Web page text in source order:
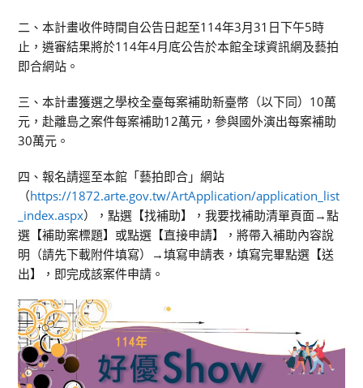
二、本計畫收件時間自公告日起至114年3月31日下午5時
止，遴審結果將於114年4月底公告於本館全球資訊網及藝拍
即合網站。
三、本計畫獲選之學校全臺每案補助新臺幣（以下同）10萬
元，赴離島之案件每案補助12萬元，參與國外演出每案補助
30萬元。
四、報名請逕至本館「藝拍即合」網站
（https://1872.arte.gov.tw/ArtApplication/application_list
_index.aspx），點選【找補助】，我要找補助清單頁面→點
選【補助案標題】或點選【直接申請】，將帶入補助內容說
明（請先下載附件填寫）→填寫申請表，填寫完畢點選【送
出】，即完成該案件申請。